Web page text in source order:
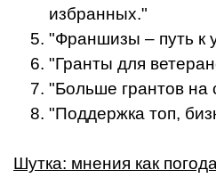
избранных."
"Франшизы – путь к
"Гранты для
"Больше грантов на
"Поддержка топ,
Шутка: мнения как